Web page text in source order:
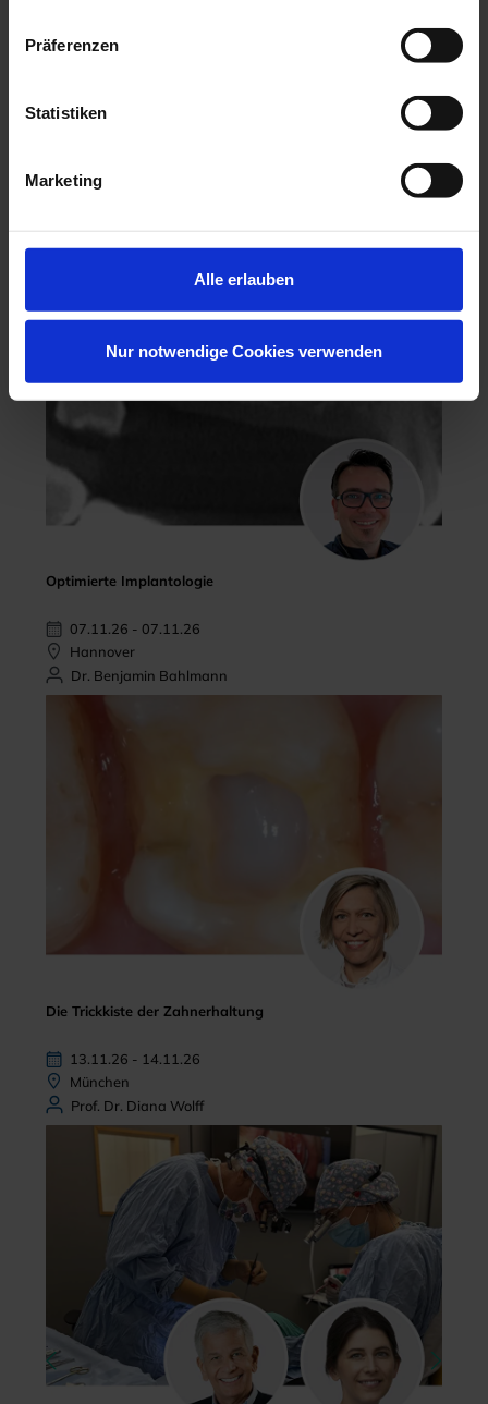
Präferenzen
Statistiken
Marketing
Alle erlauben
Nur notwendige Cookies verwenden
06.11.26 - 07.11.26
Dr. Hanni Lohmar
Optimierte Implantologie
07.11.26 - 07.11.26
Hannover
Dr. Benjamin Bahlmann
Die Trickkiste der Zahnerhaltung
13.11.26 - 14.11.26
München
Prof. Dr. Diana Wolff